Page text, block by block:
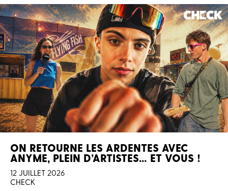
ON RETOURNE LES ARDENTES AVEC
ANYME, PLEIN D’ARTISTES… ET VOUS !
12 JUILLET 2026
CHECK